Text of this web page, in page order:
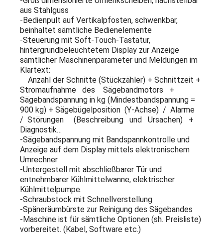
aus Stahlguss
-Bedienpult auf Vertikalpfosten, schwenkbar,
beinhaltet sämtliche Bedienelemente
-Steuerung mit Soft-Touch-Tastatur,
hintergrundbeleuchtetem Display zur Anzeige
sämtlicher Maschinenparameter und Meldungen im
Klartext:
Anzahl der Schnitte (Stückzähler) + Schnittzeit +
Stromaufnahme des Sägebandmotors +
Sägebandspannung in kg (Mindestbandspannung =
900 kg) + Sägebügelposition (Y-Achse) / Alarme
/ Störungen (Beschreibung und Ursachen) +
Diagnostik…
-Sägebandspannung mit Bandspannkontrolle und
Anzeige auf dem Display mittels elektronischem
Umrechner
-Untergestell mit abschließbarer Tür und
entnehmbarer Kühlmittelwanne, elektrischer
Kühlmittelpumpe.
-Schraubstock mit Schnellverstellung
-Späneräumbürste zur Reinigung des Sägebandes
-Maschine ist für sämtliche Optionen (sh. Preisliste)
vorbereitet. (Kabel, Software etc.)